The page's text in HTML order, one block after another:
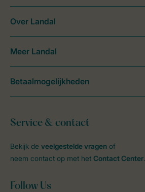
Service & contact
Bekijk de veelgestelde vragen of
neem contact op met het Contact Center.
Follow Us
Over Landal
Meer Landal
Betaalmogelijkheden